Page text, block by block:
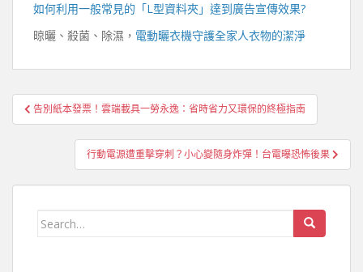
如何利用一般常見的「L型資料夾」達到廣告宣傳效果?
晾曬、殺菌、除濕， 電動曬衣機守護全家人衣物的潔淨
文
章
告別紙本發票！雲端載具一勞永逸：省時省力又環保的終極指南
行動電源遭重擊穿刺？小心變隨身炸彈！台電曝恐怖後果
Search